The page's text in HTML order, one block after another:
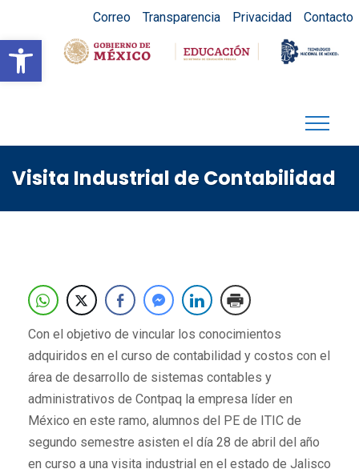
Abrir barra de herramientas
Correo Transparencia Privacidad Contacto
Visita Industrial de Contabilidad
Con el objetivo de vincular los conocimientos
adquiridos en el curso de contabilidad y costos con el
área de desarrollo de sistemas contables y
administrativos de Contpaq la empresa líder en
México en este ramo, alumnos del PE de ITIC de
segundo semestre asisten el día 28 de abril del año
en curso a una visita industrial en el estado de Jalisco